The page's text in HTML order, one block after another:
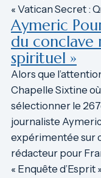
« Vatican Secret :
Aymeric
du conclave
spirituel »
Alors que
Chapelle Sixtine
sélectionner le
journaliste
expérimentée sur
rédacteur pour
« Enquête